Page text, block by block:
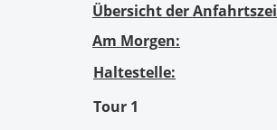
Übersicht der
Am Morgen:
Haltestelle:
Tour 1